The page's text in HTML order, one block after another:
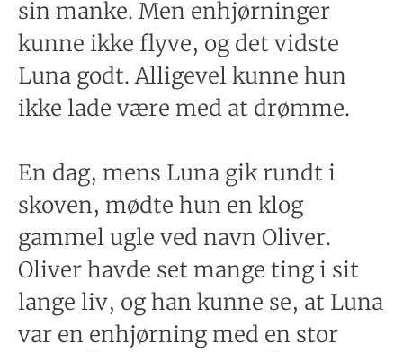
sin manke. Men enhjørninger
kunne ikke flyve, og det vidste
Luna godt. Alligevel kunne hun
ikke lade være med at drømme.
En dag, mens Luna gik rundt i
skoven, mødte hun en klog
gammel ugle ved navn Oliver.
Oliver havde set mange ting i sit
lange liv, og han kunne se, at Luna
var en enhjørning med en stor